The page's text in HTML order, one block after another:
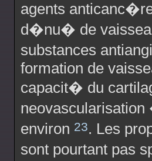
agents
d�nu� de
substances
formation de
capacit� du
environ 23. Les
sont pourtant pas